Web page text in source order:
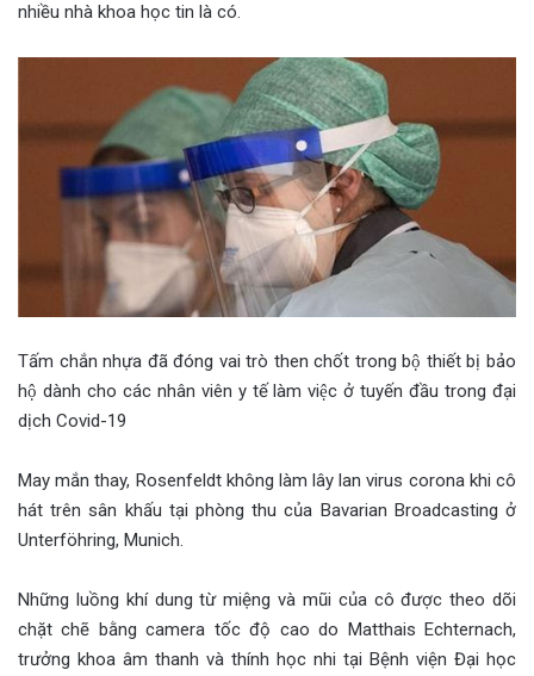
nhiều nhà khoa học tin là có.
Tấm chắn nhựa đã đóng vai trò then chốt trong bộ thiết bị bảo
hộ dành cho các nhân viên y tế làm việc ở tuyến đầu trong đại
dịch Covid-19
May mắn thay, Rosenfeldt không làm lây lan virus corona khi cô
hát trên sân khấu tại phòng thu của Bavarian Broadcasting ở
Unterföhring, Munich.
Những luồng khí dung từ miệng và mũi của cô được theo dõi
chặt chẽ bằng camera tốc độ cao do Matthais Echternach,
trưởng khoa âm thanh và thính học nhi tại Bệnh viện Đại học